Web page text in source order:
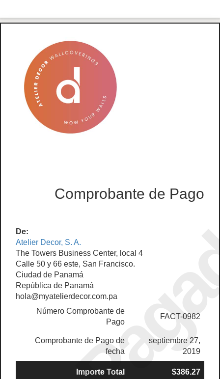
Comprobante de Pago
De:
Atelier Decor, S. A.
The Towers Business Center, local 4
Calle 50 y 66 este, San Francisco.
Ciudad de Panamá
República de Panamá
hola@myatelierdecor.com.pa
Número Comprobante de
Pago
FACT-0982
Comprobante de Pago de
fecha
septiembre 27,
2019
Importe Total $386.27